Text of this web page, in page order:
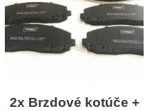
2x Brzdové kotúče +